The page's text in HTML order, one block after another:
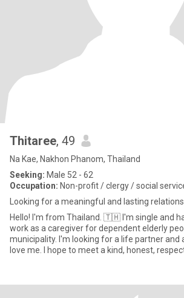
Thitaree, 49
Na Kae, Nakhon Phanom, Thailand
Seeking: Male 52 - 62
Occupation: Non-profit / clergy / social
Looking for a meaningful and lasting
Hello! I'm from Thailand. 🇹🇭 I'm single and have no children. I
work as a caregiver for dependent elderly
municipality. I'm looking for a life partner and
love me. I hope to meet a kind, honest,